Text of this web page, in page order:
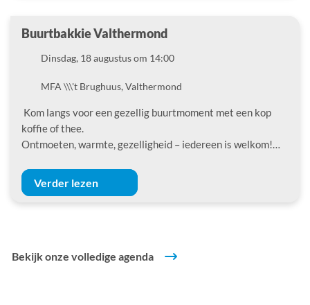
Buurtbakkie Valthermond
DatumDinsdag, 18 augustus om 14:00
LocatieMFA \\\'t Brughuus, Valthermond
Kom langs voor een gezellig buurtmoment met een kop
koffie of thee.
Ontmoeten, warmte, gezelligheid – iedereen is welkom!…
Verder lezen
Bekijk onze volledige agenda